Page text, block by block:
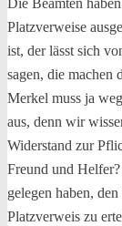
Die Beamten
Platzverweise
ist, der lässt sich
sagen, die machen
Merkel muss ja
aus, denn wir
Widerstand zur
Freund und
gelegen haben,
Platzverweis zu